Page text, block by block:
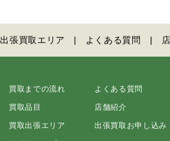
出張買取エリア よくある質問
買取までの流れ よくある質問
買取品目 店舗紹介
買取出張エリア 出張買取お申し込み